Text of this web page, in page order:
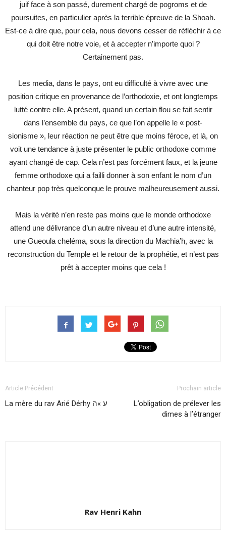
juif face à son passé, durement chargé de pogroms et de
poursuites, en particulier après la terrible épreuve de la Shoah.
Est-ce à dire que, pour cela, nous devons cesser de réfléchir à ce
qui doit être notre voie, et à accepter n’importe quoi ?
Certainement pas.
Les media, dans le pays, ont eu difficulté à vivre avec une
position critique en provenance de l’orthodoxie, et ont longtemps
lutté contre elle. A présent, quand un certain flou se fait sentir
dans l’ensemble du pays, ce que l’on appelle le « post-
sionisme », leur réaction ne peut être que moins féroce, et là, on
voit une tendance à juste présenter le public orthodoxe comme
ayant changé de cap. Cela n’est pas forcément faux, et la jeune
femme orthodoxe qui a failli donner à son enfant le nom d’un
chanteur pop très quelconque le prouve malheureusement aussi.
Mais la vérité n’en reste pas moins que le monde orthodoxe
attend une délivrance d’un autre niveau et d’une autre intensité,
une Gueoula cheléma, sous la direction du Machia’h, avec la
reconstruction du Temple et le retour de la prophétie, et n’est pas
prêt à accepter moins que cela !
Article Précédent
La mère du rav Arié Dérhy ע »ה
Prochain article
L’obligation de prélever les
dimes à l’étranger
Rav Henri Kahn